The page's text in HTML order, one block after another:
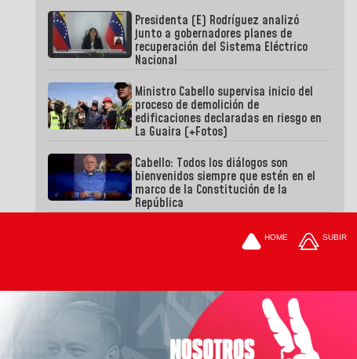
Presidenta (E) Rodríguez analizó
junto a gobernadores planes de
recuperación del Sistema Eléctrico
Nacional
Ministro Cabello supervisa inicio del
proceso de demolición de
edificaciones declaradas en riesgo en
La Guaira (+Fotos)
Cabello: Todos los diálogos son
bienvenidos siempre que estén en el
marco de la Constitución de la
República
HOME SUBIR